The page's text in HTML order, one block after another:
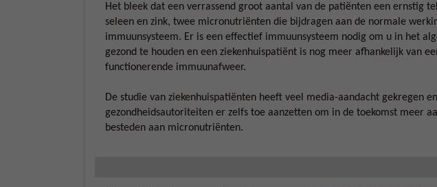
Het bleek dat een verrassend groot aantal van de patiënten een ernstig
seleen en zink, twee micronutriënten die bijdragen aan de normale
immuunsysteem. Er is een effectief immuunsysteem nodig om u in het
gezond te houden en een ziekenhuispatiënt is nog meer afhankelijk van
functionerende immuunafweer.
De studie van ziekenhuispatiënten heeft veel media-aandacht gekregen
gezondheidsautoriteiten er zelfs toe aanzetten om in de toekomst meer
besteden aan micronutriënten.